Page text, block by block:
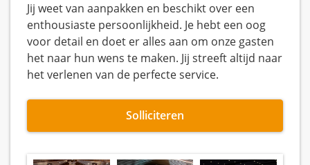
Jij weet van aanpakken en beschikt over een
enthousiaste persoonlijkheid. Je hebt een oog
voor detail en doet er alles aan om onze gasten
het naar hun wens te maken. Jij streeft altijd naar
het verlenen van de perfecte service.
Solliciteren